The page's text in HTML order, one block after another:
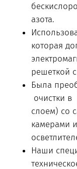
азота.
которая
решеткой
Была
очистки в
слоем) со
камерами
Наши